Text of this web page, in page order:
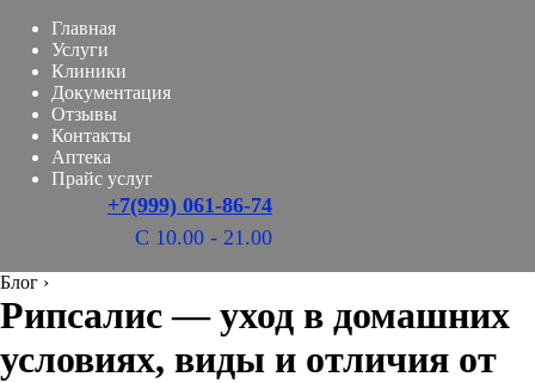
Главная
Услуги
Клиники
Документация
Отзывы
Контакты
Аптека
Прайс услуг
+7(999) 061-86-74
С 10.00 - 21.00
Блог ›
Рипсалис — уход в домашних
условиях, виды и отличия от